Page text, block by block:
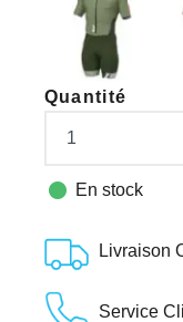
Quantité
 En stock
Livraison
Service